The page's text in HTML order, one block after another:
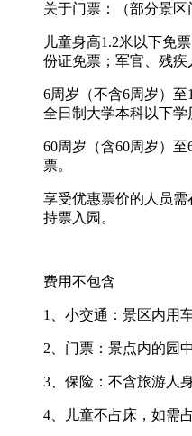
关于门票：（部分景区
儿童身高1.2米以下免
份证免票；军官、残疾
6周岁（不含6周岁）至
全日制大学本科以下学
60周岁（含60周岁）
票。
享受优惠票价的人员
持票入园。
费用不包含
1、小交通：景区内用
2、门票：景点内的园
3、保险：不含旅游人
4、儿童不占床，如需